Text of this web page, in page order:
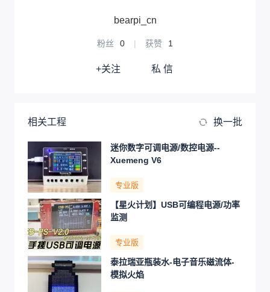
bearpi_cn
粉丝 0 | 获赞 1
+关注 私 信
相关工程 换一批
迷你数字可调电源/数控电源--
Xuemeng V6
专业版
【星火计划】USB可编程电源/功率
监测
专业版
泰拉瑞亚瓶装水-电子音乐磁流体-
模拟火焰